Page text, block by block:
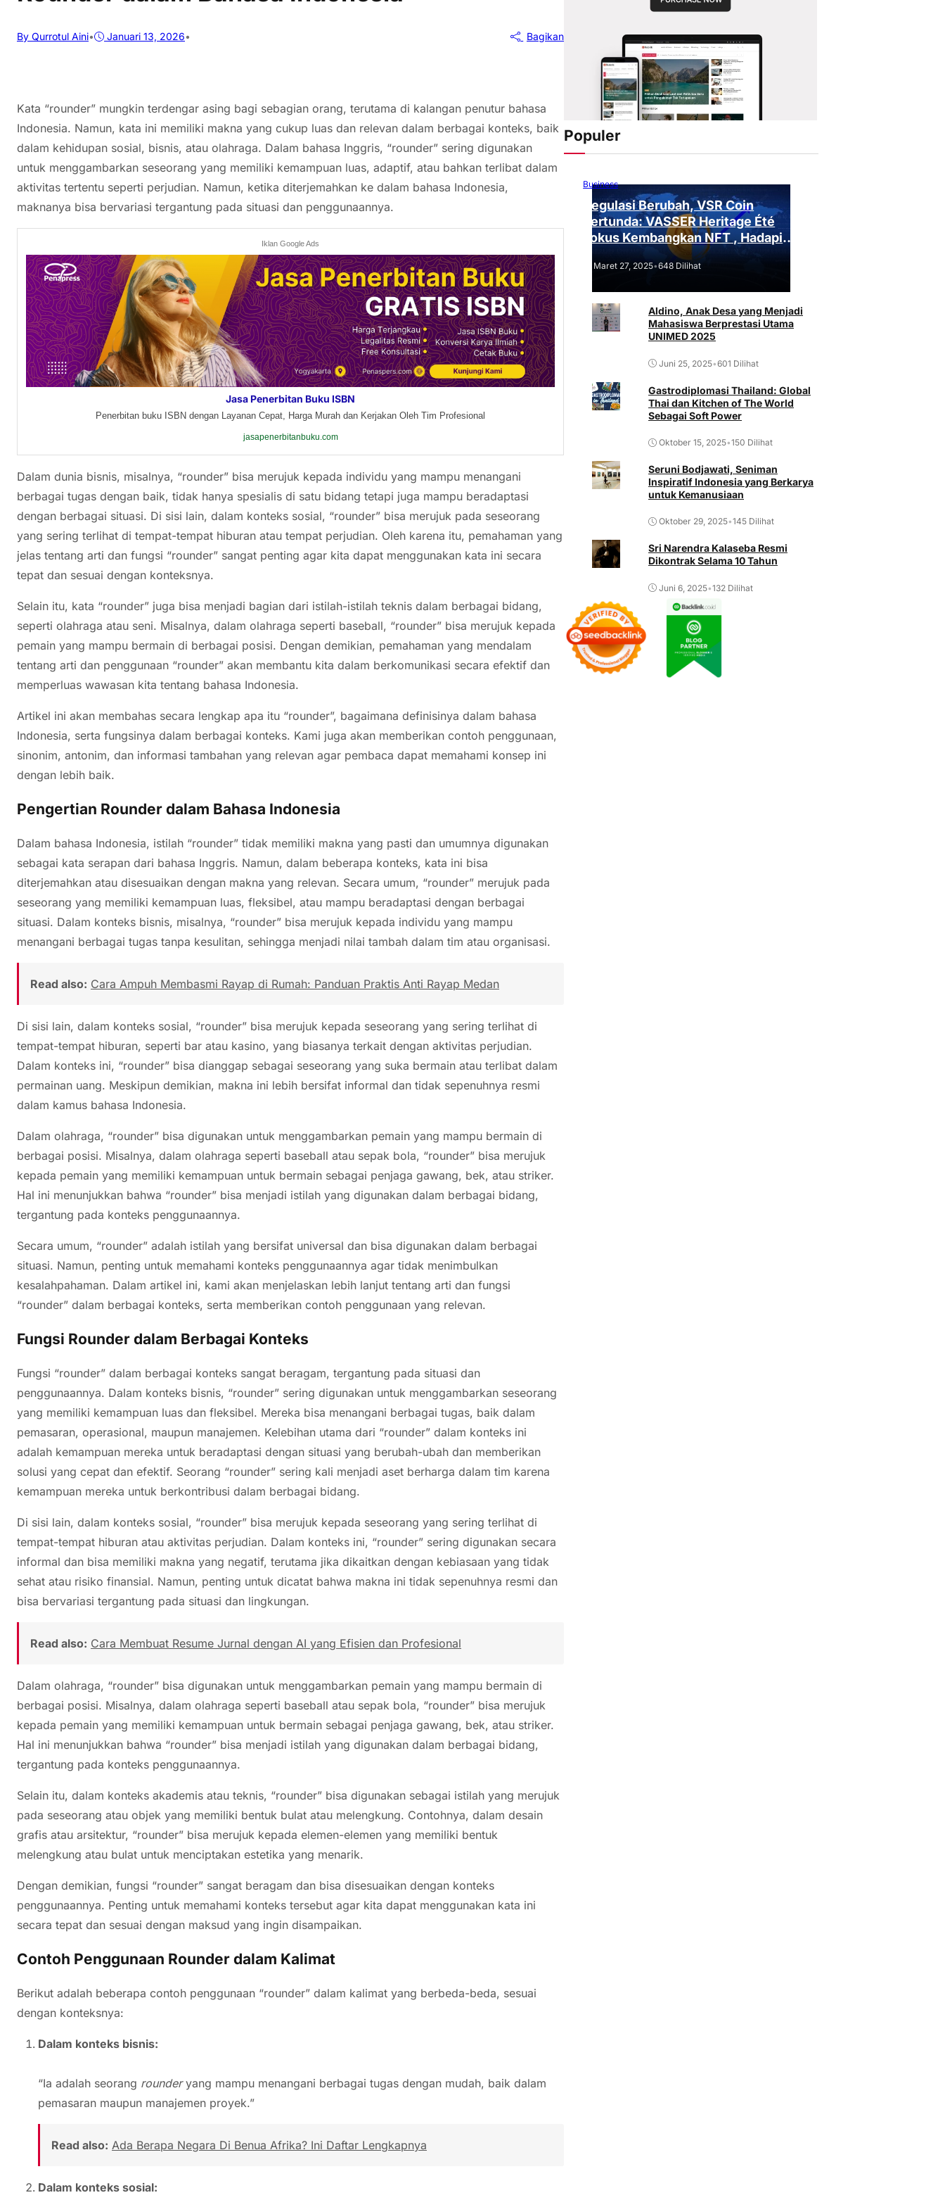
By Qurrotul Aini• Januari 13, 2026• Bagikan
Kata “rounder” mungkin terdengar asing bagi sebagian orang, terutama di kalangan penutur bahasa
Indonesia. Namun, kata ini memiliki makna yang cukup luas dan relevan dalam berbagai konteks, baik
dalam kehidupan sosial, bisnis, atau olahraga. Dalam bahasa Inggris, “rounder” sering digunakan
untuk menggambarkan seseorang yang memiliki kemampuan luas, adaptif, atau bahkan terlibat dalam
aktivitas tertentu seperti perjudian. Namun, ketika diterjemahkan ke dalam bahasa Indonesia,
maknanya bisa bervariasi tergantung pada situasi dan penggunaannya.
Iklan Google Ads
Jasa Penerbitan Buku ISBN
Penerbitan buku ISBN dengan Layanan Cepat, Harga Murah dan Kerjakan Oleh Tim Profesional
jasapenerbitanbuku.com
Dalam dunia bisnis, misalnya, “rounder” bisa merujuk kepada individu yang mampu menangani
berbagai tugas dengan baik, tidak hanya spesialis di satu bidang tetapi juga mampu beradaptasi
dengan berbagai situasi. Di sisi lain, dalam konteks sosial, “rounder” bisa merujuk pada seseorang
yang sering terlihat di tempat-tempat hiburan atau tempat perjudian. Oleh karena itu, pemahaman yang
jelas tentang arti dan fungsi “rounder” sangat penting agar kita dapat menggunakan kata ini secara
tepat dan sesuai dengan konteksnya.
Selain itu, kata “rounder” juga bisa menjadi bagian dari istilah-istilah teknis dalam berbagai bidang,
seperti olahraga atau seni. Misalnya, dalam olahraga seperti baseball, “rounder” bisa merujuk kepada
pemain yang mampu bermain di berbagai posisi. Dengan demikian, pemahaman yang mendalam
tentang arti dan penggunaan “rounder” akan membantu kita dalam berkomunikasi secara efektif dan
memperluas wawasan kita tentang bahasa Indonesia.
Artikel ini akan membahas secara lengkap apa itu “rounder”, bagaimana definisinya dalam bahasa
Indonesia, serta fungsinya dalam berbagai konteks. Kami juga akan memberikan contoh penggunaan,
sinonim, antonim, dan informasi tambahan yang relevan agar pembaca dapat memahami konsep ini
dengan lebih baik.
Pengertian Rounder dalam Bahasa Indonesia
Dalam bahasa Indonesia, istilah “rounder” tidak memiliki makna yang pasti dan umumnya digunakan
sebagai kata serapan dari bahasa Inggris. Namun, dalam beberapa konteks, kata ini bisa
diterjemahkan atau disesuaikan dengan makna yang relevan. Secara umum, “rounder” merujuk pada
seseorang yang memiliki kemampuan luas, fleksibel, atau mampu beradaptasi dengan berbagai
situasi. Dalam konteks bisnis, misalnya, “rounder” bisa merujuk kepada individu yang mampu
menangani berbagai tugas tanpa kesulitan, sehingga menjadi nilai tambah dalam tim atau organisasi.
Read also: Cara Ampuh Membasmi Rayap di Rumah: Panduan Praktis Anti Rayap Medan
Di sisi lain, dalam konteks sosial, “rounder” bisa merujuk kepada seseorang yang sering terlihat di
tempat-tempat hiburan, seperti bar atau kasino, yang biasanya terkait dengan aktivitas perjudian.
Dalam konteks ini, “rounder” bisa dianggap sebagai seseorang yang suka bermain atau terlibat dalam
permainan uang. Meskipun demikian, makna ini lebih bersifat informal dan tidak sepenuhnya resmi
dalam kamus bahasa Indonesia.
Dalam olahraga, “rounder” bisa digunakan untuk menggambarkan pemain yang mampu bermain di
berbagai posisi. Misalnya, dalam olahraga seperti baseball atau sepak bola, “rounder” bisa merujuk
kepada pemain yang memiliki kemampuan untuk bermain sebagai penjaga gawang, bek, atau striker.
Hal ini menunjukkan bahwa “rounder” bisa menjadi istilah yang digunakan dalam berbagai bidang,
tergantung pada konteks penggunaannya.
Secara umum, “rounder” adalah istilah yang bersifat universal dan bisa digunakan dalam berbagai
situasi. Namun, penting untuk memahami konteks penggunaannya agar tidak menimbulkan
kesalahpahaman. Dalam artikel ini, kami akan menjelaskan lebih lanjut tentang arti dan fungsi
“rounder” dalam berbagai konteks, serta memberikan contoh penggunaan yang relevan.
Fungsi Rounder dalam Berbagai Konteks
Fungsi “rounder” dalam berbagai konteks sangat beragam, tergantung pada situasi dan
penggunaannya. Dalam konteks bisnis, “rounder” sering digunakan untuk menggambarkan seseorang
yang memiliki kemampuan luas dan fleksibel. Mereka bisa menangani berbagai tugas, baik dalam
pemasaran, operasional, maupun manajemen. Kelebihan utama dari “rounder” dalam konteks ini
adalah kemampuan mereka untuk beradaptasi dengan situasi yang berubah-ubah dan memberikan
solusi yang cepat dan efektif. Seorang “rounder” sering kali menjadi aset berharga dalam tim karena
kemampuan mereka untuk berkontribusi dalam berbagai bidang.
Di sisi lain, dalam konteks sosial, “rounder” bisa merujuk kepada seseorang yang sering terlihat di
tempat-tempat hiburan atau aktivitas perjudian. Dalam konteks ini, “rounder” sering digunakan secara
informal dan bisa memiliki makna yang negatif, terutama jika dikaitkan dengan kebiasaan yang tidak
sehat atau risiko finansial. Namun, penting untuk dicatat bahwa makna ini tidak sepenuhnya resmi dan
bisa bervariasi tergantung pada situasi dan lingkungan.
Read also: Cara Membuat Resume Jurnal dengan AI yang Efisien dan Profesional
Dalam olahraga, “rounder” bisa digunakan untuk menggambarkan pemain yang mampu bermain di
berbagai posisi. Misalnya, dalam olahraga seperti baseball atau sepak bola, “rounder” bisa merujuk
kepada pemain yang memiliki kemampuan untuk bermain sebagai penjaga gawang, bek, atau striker.
Hal ini menunjukkan bahwa “rounder” bisa menjadi istilah yang digunakan dalam berbagai bidang,
tergantung pada konteks penggunaannya.
Selain itu, dalam konteks akademis atau teknis, “rounder” bisa digunakan sebagai istilah yang merujuk
pada seseorang atau objek yang memiliki bentuk bulat atau melengkung. Contohnya, dalam desain
grafis atau arsitektur, “rounder” bisa merujuk kepada elemen-elemen yang memiliki bentuk
melengkung atau bulat untuk menciptakan estetika yang menarik.
Dengan demikian, fungsi “rounder” sangat beragam dan bisa disesuaikan dengan konteks
penggunaannya. Penting untuk memahami konteks tersebut agar kita dapat menggunakan kata ini
secara tepat dan sesuai dengan maksud yang ingin disampaikan.
Contoh Penggunaan Rounder dalam Kalimat
Berikut adalah beberapa contoh penggunaan “rounder” dalam kalimat yang berbeda-beda, sesuai
dengan konteksnya:
Dalam konteks bisnis:
“Ia adalah seorang rounderyang mampu menangani berbagai tugas dengan mudah, baik dalam
pemasaran maupun manajemen proyek.”
Read also: Ada Berapa Negara Di Benua Afrika? Ini Daftar Lengkapnya
Dalam konteks sosial:
Populer
Business
Regulasi Berubah, VSR Coin
Tertunda: VASSER Heritage Été
Fokus Kembangkan NFT , Hadapi
Tantangan Regulasi!
Maret 27, 2025•648 Dilihat
Aldino, Anak Desa yang Menjadi
Mahasiswa Berprestasi Utama
UNIMED 2025
Juni 25, 2025•601 Dilihat
Gastrodiplomasi Thailand: Global
Thai dan Kitchen of The World
Sebagai Soft Power
Oktober 15, 2025•150 Dilihat
Seruni Bodjawati, Seniman
Inspiratif Indonesia yang Berkarya
untuk Kemanusiaan
Oktober 29, 2025•145 Dilihat
Sri Narendra Kalaseba Resmi
Dikontrak Selama 10 Tahun
Juni 6, 2025•132 Dilihat